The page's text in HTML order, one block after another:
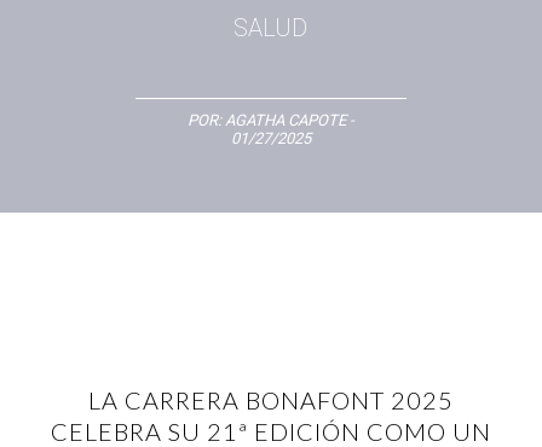
SALUD
POR: AGATHA CAPOTE-
01/27/2025
LA CARRERA BONAFONT 2025
CELEBRA SU 21ª EDICIÓN COMO UN